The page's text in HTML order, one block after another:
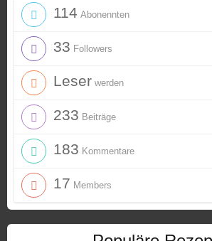
114 Abonennten
33 Followers
Leser werden
233 Beiträge
183 Kommentare
17 Members